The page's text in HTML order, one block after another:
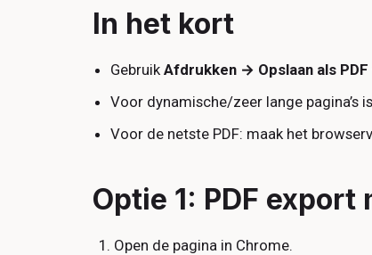
In het kort
GebruikAfdrukken → Opslaan als PDF
Voor dynamische/zeer lange
Voor de netste PDF: maak het
Optie 1: PDF
Open de pagina in Chrome.